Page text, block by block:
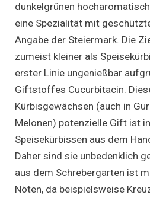
dunkelgrünen
eine Spezialität mit
Angabe der Steiermark. Die
zumeist kleiner als
erster Linie ungenießbar
Giftstoffes Cucurbitacin.
Kürbisgewächsen (auch in
Melonen) potenzielle Gift ist
Speisekürbissen aus dem
Daher sind sie unbedenklich
aus dem Schrebergarten ist
Nöten, da beispielsweise